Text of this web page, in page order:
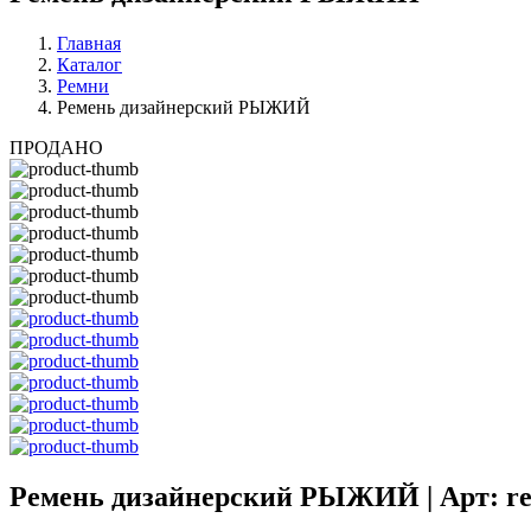
Главная
Каталог
Ремни
Ремень дизайнерский РЫЖИЙ
ПРОДАНО
Ремень дизайнерский РЫЖИЙ | Арт: